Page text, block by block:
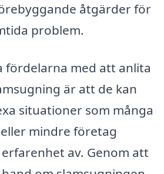
åtgärder för
problem.
fördelarna med att anlita
är att de kan
situationer som många
mindre företag
av. Genom att